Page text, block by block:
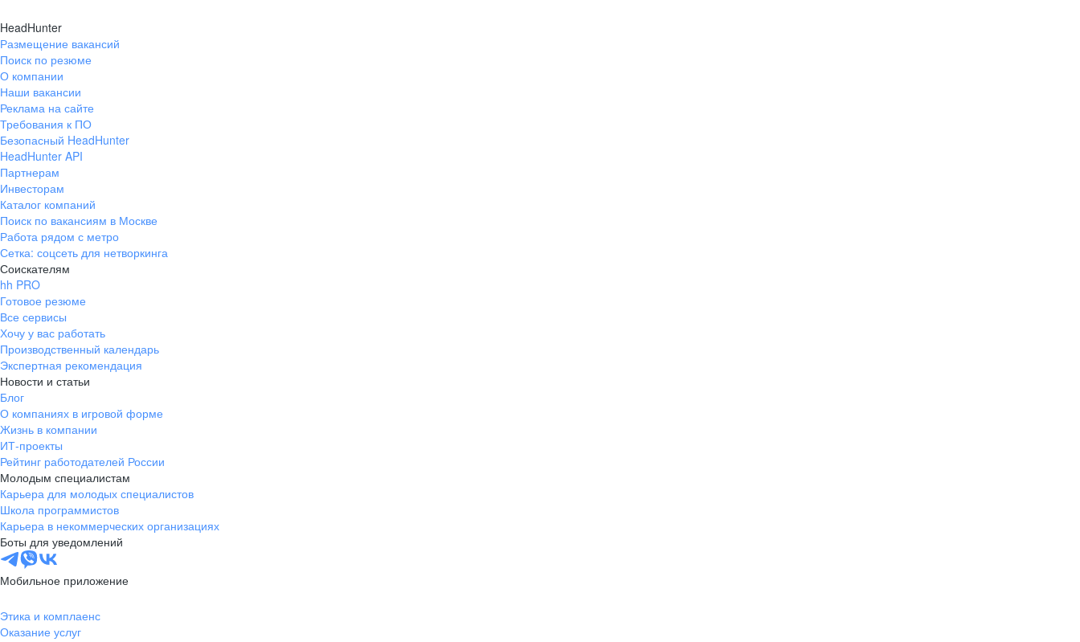
HeadHunter
Размещение вакансий
Поиск по резюме
О компании
Наши вакансии
Реклама на сайте
Требования к ПО
Безопасный HeadHunter
HeadHunter API
Партнерам
Инвесторам
Каталог компаний
Поиск по вакансиям в Москве
Работа рядом с метро
Сетка: соцсеть для нетворкинга
Соискателям
hh PRO
Готовое резюме
Все сервисы
Хочу у вас работать
Производственный календарь
Экспертная рекомендация
Новости и статьи
Блог
О компаниях в игровой форме
Жизнь в компании
ИТ-проекты
Рейтинг работодателей России
Молодым специалистам
Карьера для молодых специалистов
Школа программистов
Карьера в некоммерческих организациях
Боты для уведомлений
Мобильное приложение
Этика и комплаенс
Оказание услуг